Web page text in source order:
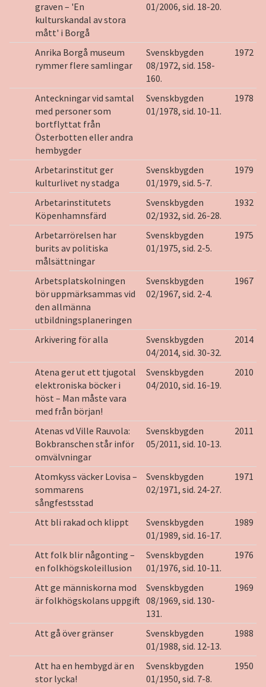
graven – 'En
kulturskandal av stora
mått' i Borgå
01/2006, sid. 18-20.
Anrika Borgå museum
rymmer flere samlingar
Svenskbygden
08/1972, sid. 158-
160.
1972
Anteckningar vid samtal
med personer som
bortflyttat från
Österbotten eller andra
hembygder
Svenskbygden
01/1978, sid. 10-11.
1978
Arbetarinstitut ger
kulturlivet ny stadga
Svenskbygden
01/1979, sid. 5-7.
1979
Arbetarinstitutets
Köpenhamnsfärd
Svenskbygden
02/1932, sid. 26-28.
1932
Arbetarrörelsen har
burits av politiska
målsättningar
Svenskbygden
01/1975, sid. 2-5.
1975
Arbetsplatskolningen
bör uppmärksammas vid
den allmänna
utbildningsplaneringen
Svenskbygden
02/1967, sid. 2-4.
1967
Arkivering för alla
Svenskbygden
04/2014, sid. 30-32.
2014
Atena ger ut ett tjugotal
elektroniska böcker i
höst – Man måste vara
med från början!
Svenskbygden
04/2010, sid. 16-19.
2010
Atenas vd Ville Rauvola:
Bokbranschen står inför
omvälvningar
Svenskbygden
05/2011, sid. 10-13.
2011
Atomkyss väcker Lovisa –
sommarens
sångfestsstad
Svenskbygden
02/1971, sid. 24-27.
1971
Att bli rakad och klippt
Svenskbygden
01/1989, sid. 16-17.
1989
Att folk blir någonting –
en folkhögskoleillusion
Svenskbygden
01/1976, sid. 10-11.
1976
Att ge människorna mod
är folkhögskolans uppgift
Svenskbygden
08/1969, sid. 130-
131.
1969
Att gå över gränser
Svenskbygden
01/1988, sid. 12-13.
1988
Att ha en hembygd är en
stor lycka!
Svenskbygden
01/1950, sid. 7-8.
1950